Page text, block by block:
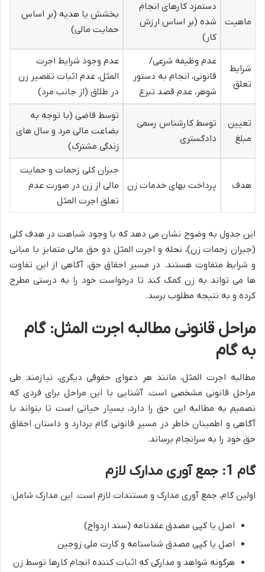
ماهیت
دستمزد کارهای انجام
شده (بر اساس ارزش
کار)
بخشش یا هدیه (بر اساس
حمایت مالی)
شرایط
تعلق
عدم وظیفه شرعی/
قانونی، انجام به دستور
شوهر، عدم قصد تبرع
عدم وجود شرایط اجرت
المثل، عدم اثبات تقصیر زن
در طلاق (از جانب مرد)
تعیین
مبلغ
توسط کارشناس رسمی
دادگستری
توسط قاضی (با توجه به
بضاعت مالی مرد و سال های
زندگی مشترک)
هدف پرداخت بهای خدمات زن
جبران کلی زحمات و حمایت
مالی از زن در صورت عدم
تعلق اجرت المثل
این جدول به وضوح نشان می دهد که با وجود شباهت در هدف کلی
(جبران زحمات زن)، نحله و اجرت المثل دو حق مالی متمایز با مبانی
و شرایط متفاوت هستند. در مسیر احقاق حق، آگاهی از این تفاوت
ها می تواند به زن کمک کند تا درخواست خود را به درستی مطرح
کرده و به نتیجه مطلوب برسد.
مراحل قانونی مطالبه اجرت المثل: گام
به گام
مطالبه اجرت المثل، مانند هر دعوای حقوقی دیگری، نیازمند طی
مراحل قانونی مشخصی است. آشنایی با این مراحل برای فردی که
تصمیم به مطالبه این حق را دارد، بسیار حیاتی است تا بتواند با
آگاهی و اطمینان خاطر در مسیر قانونی گام بردارد و داستان احقاق
حق خود را به سرانجام برساند.
گام 1: جمع آوری مدارک لازم
اولین گام، جمع آوری مدارک و مستندات لازم است. این مدارک شامل:
اصل یا کپی مصدق عقدنامه (سند ازدواج)
اصل یا کپی مصدق شناسنامه و کارت ملی زوجین
هرگونه شواهد و مدارکی که اثبات کننده انجام کارها توسط زن